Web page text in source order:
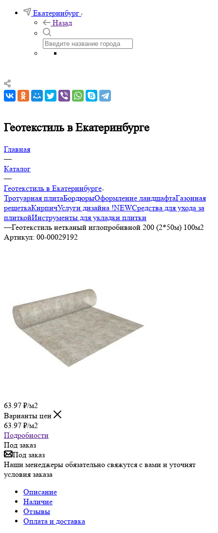
Екатеринбург
Назад
Геотекстиль в Екатеринбурге
Главная
—
Каталог
—
Геотекстиль в Екатеринбурге
Тротуарная плитаБордюрыОформление ландшафтаГазонная
решеткаКирпичУслуги дизайна !NEWСредства для ухода за
плиткойИнструменты для укладки плитки
—Геотекстиль нетканый иглопробивной 200 (2*50м) 100м2
Артикул: 00-00029192
63.97 ₽/м2
Варианты цен
63.97 ₽/м2
Подробности
Под заказ
Под заказ
Наши менеджеры обязательно свяжутся с вами и уточнят
условия заказа
Описание
Наличие
Отзывы
Оплата и доставка